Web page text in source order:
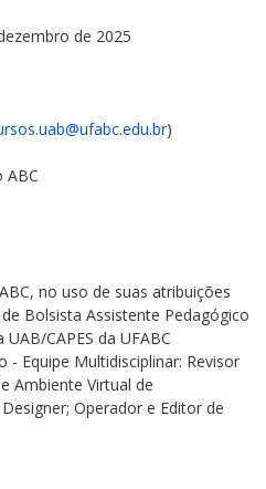
de 2025
)
ABC
no uso de suas atribuições
Bolsista Assistente Pedagógico
CAPES da UFABC
- Equipe Multidisciplinar: Revisor
Ambiente Virtual de
Operador e Editor de